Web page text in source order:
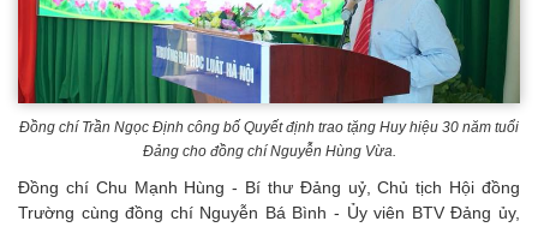
Đồng chí Trần Ngọc Định công bố Quyết định trao tặng Huy hiệu 30 năm tuổi
Đảng cho đồng chí Nguyễn Hùng Vừa.
Đồng chí Chu Mạnh Hùng - Bí thư Đảng uỷ, Chủ tịch Hội đồng
Trường cùng đồng chí Nguyễn Bá Bình - Ủy viên BTV Đảng ủy,